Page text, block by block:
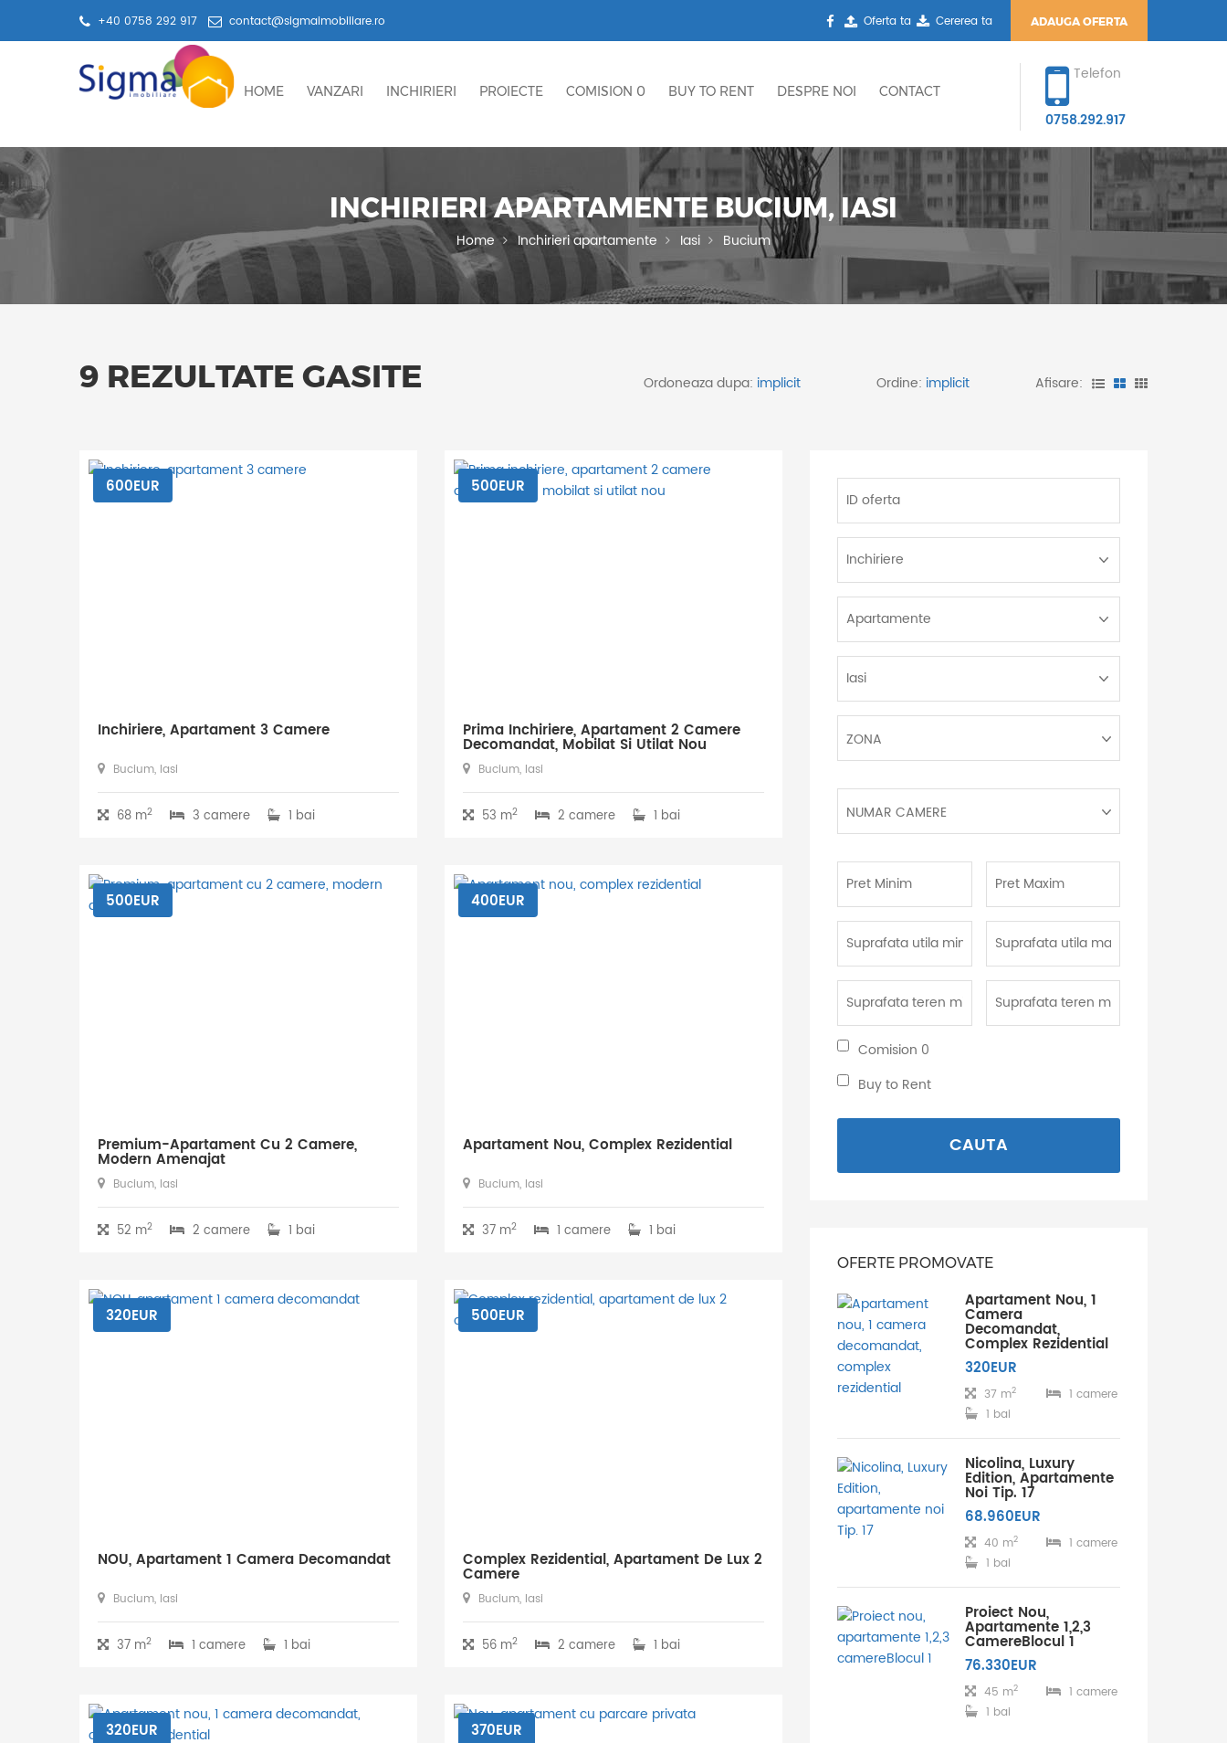
+40 0758 292 917 contact@sigmaimobiliare.ro ADAUGA OFERTA
Oferta ta Cererea ta
HOME VANZARI INCHIRIERI PROIECTE COMISION 0 BUY TO RENT DESPRE NOI CONTACT
Telefon
0758.292.917
INCHIRIERI APARTAMENTE BUCIUM, IASI
Home Inchirieri apartamente Iasi Bucium
9 REZULTATE GASITE Ordoneaza dupa: Ordine: Afisare:
Inchiriere, Apartament 3 Camere
Bucium, Iasi
600EUR
68 m2 3 camere 1 bai
Prima Inchiriere, Apartament 2 Camere
Decomandat, Mobilat Si Utilat Nou
Bucium, Iasi
500EUR
53 m2 2 camere 1 bai
Premium-Apartament Cu 2 Camere,
Modern Amenajat
Bucium, Iasi
500EUR
52 m2 2 camere 1 bai
Apartament Nou, Complex Rezidential
Bucium, Iasi
400EUR
37 m2 1 camere 1 bai
NOU, Apartament 1 Camera Decomandat
Bucium, Iasi
320EUR
37 m2 1 camere 1 bai
Complex Rezidential, Apartament De Lux 2
Camere
Bucium, Iasi
500EUR
56 m2 2 camere 1 bai
320EUR 370EUR
oferta
Tranzactie:
Proprietate:
ZONA
camere:
NUMAR CAMERE
Minim:
Maxim:
utila
minima:
utila
maxima:
teren
minima:
teren
maxima:
Comision
Comision 0
Buy
Rent:
Buy to Rent
CAUTA
OFERTE PROMOVATE
Apartament Nou, 1
Camera
Decomandat,
Complex Rezidential
320EUR
37 m2
1 camere
1 bai
Nicolina, Luxury
Edition, Apartamente
Noi Tip. 17
68.960EUR
40 m2
1 camere
1 bai
Proiect Nou,
Apartamente 1,2,3
CamereBlocul 1
76.330EUR
45 m2
1 camere
1 bai